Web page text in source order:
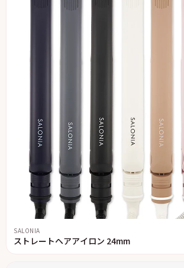
SALONIA
ストレートヘアアイロン 24mm